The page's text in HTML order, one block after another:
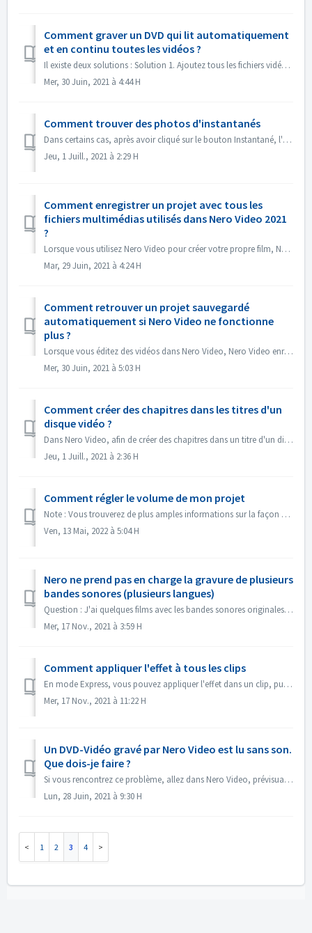
Comment graver un DVD qui lit automatiquement
et en continu toutes les vidéos ?
Il existe deux solutions : Solution 1. Ajoutez tous les fichiers vidéo dans un seul titre. Dans l'écran d'édition, importez tous les fichiers vidéo...
Mer, 30 Juin, 2021 à 4:44 H
Comment trouver des photos d'instantanés
Dans certains cas, après avoir cliqué sur le bouton Instantané, l'image instantanée n'apparaît pas dans Mes médias. Vous pouvez retrouver l'imag...
Jeu, 1 Juill., 2021 à 2:29 H
Comment enregistrer un projet avec tous les
fichiers multimédias utilisés dans Nero Video 2021
?
Lorsque vous utilisez Nero Video pour créer votre propre film, Nero Video peut importer vos propres fichiers multimédia tels que des vidéos, de la musique o...
Mar, 29 Juin, 2021 à 4:24 H
Comment retrouver un projet sauvegardé
automatiquement si Nero Video ne fonctionne
plus ?
Lorsque vous éditez des vidéos dans Nero Video, Nero Video enregistre automatiquement votre projet en arrière-plan. Si Nero Video s'arrête de foncti...
Mer, 30 Juin, 2021 à 5:03 H
Comment créer des chapitres dans les titres d'un
disque vidéo ?
Dans Nero Video, afin de créer des chapitres dans un titre d'un disque, 1. Dans l'écran Contenu, sélectionnez le titre. 2. Sous l'aperçu du titr...
Jeu, 1 Juill., 2021 à 2:36 H
Comment régler le volume de mon projet
Note : Vous trouverez de plus amples informations sur la façon de créer des diaporamas avec de la musique sous le lien suivant : Créer des diaporamas avec d...
Ven, 13 Mai, 2022 à 5:04 H
Nero ne prend pas en charge la gravure de plusieurs
bandes sonores (plusieurs langues)
Question : J'ai quelques films avec les bandes sonores originales en 2 langues incluses (allemand et anglais）. Mais je n'arrive pas à mettre la 2e p...
Mer, 17 Nov., 2021 à 3:59 H
Comment appliquer l'effet à tous les clips
En mode Express, vous pouvez appliquer l'effet dans un clip, puis ouvrir le "Contrôle d'effet Express", activer "Appliquer à tous les...
Mer, 17 Nov., 2021 à 11:22 H
Un DVD-Vidéo gravé par Nero Video est lu sans son.
Que dois-je faire ?
Si vous rencontrez ce problème, allez dans Nero Video, prévisualisez votre projet source. Assurez-vous que le son est correct avant la gravure. S'il n&#...
Lun, 28 Juin, 2021 à 9:30 H
1 2 3 4